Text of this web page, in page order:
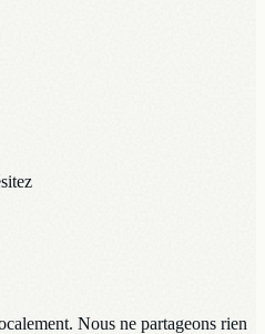
Nous ne partageons rien